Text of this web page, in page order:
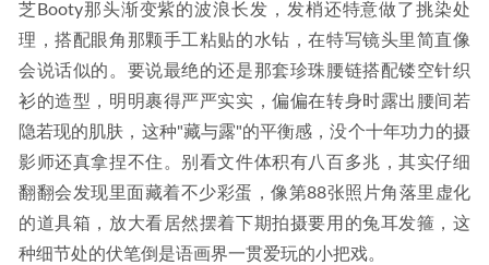
芝Booty那头渐变紫的波浪长发，发梢还特意做了挑染处
理，搭配眼角那颗手工粘贴的水钻，在特写镜头里简直像
会说话似的。要说最绝的还是那套珍珠腰链搭配镂空针织
衫的造型，明明裹得严严实实，偏偏在转身时露出腰间若
隐若现的肌肤，这种"藏与露"的平衡感，没个十年功力的摄
影师还真拿捏不住。别看文件体积有八百多兆，其实仔细
翻翻会发现里面藏着不少彩蛋，像第88张照片角落里虚化
的道具箱，放大看居然摆着下期拍摄要用的兔耳发箍，这
种细节处的伏笔倒是语画界一贯爱玩的小把戏。